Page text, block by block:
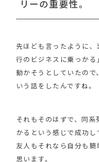
リーの重要性。
先ほども言ったように
行のビジネスに乗っか
動かそうとしていたの
いう話をしたんですね。
それもそのはずで、同
かるという感じで成功
友人もそれなら自分も
思います。